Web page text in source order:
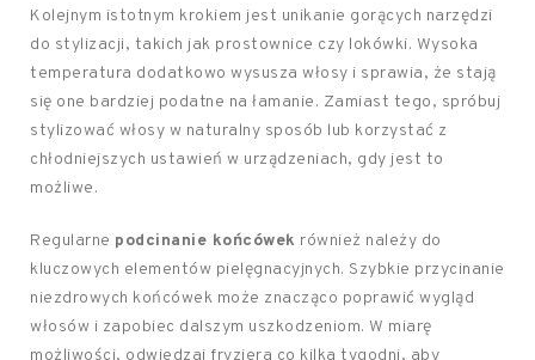
Kolejnym istotnym krokiem jest unikanie gorących narzędzi
do stylizacji, takich jak prostownice czy lokówki. Wysoka
temperatura dodatkowo wysusza włosy i sprawia, że stają
się one bardziej podatne na łamanie. Zamiast tego, spróbuj
stylizować włosy w naturalny sposób lub korzystać z
chłodniejszych ustawień w urządzeniach, gdy jest to
możliwe.
Regularne podcinanie końcówek również należy do
kluczowych elementów pielęgnacyjnych. Szybkie przycinanie
niezdrowych końcówek może znacząco poprawić wygląd
włosów i zapobiec dalszym uszkodzeniom. W miarę
możliwości, odwiedzaj fryzjera co kilka tygodni, aby